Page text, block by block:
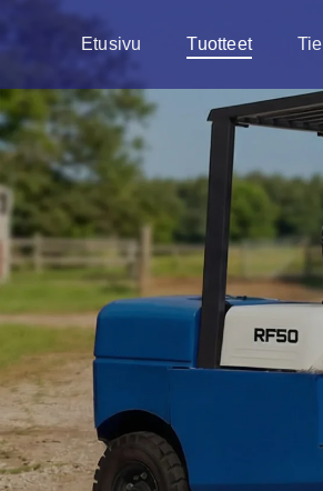
Etusivu Tuotteet